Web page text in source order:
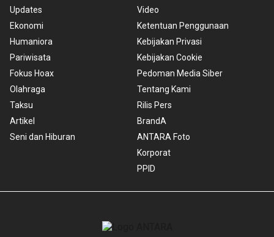
Updates
Ekonomi
Humaniora
Pariwisata
Fokus Hoax
Olahraga
Taksu
Artikel
Seni dan Hiburan
Video
Ketentuan Penggunaan
Kebijakan Privasi
Kebijakan Cookie
Pedoman Media Siber
Tentang Kami
Rilis Pers
BrandA
ANTARA Foto
Korporat
PPID